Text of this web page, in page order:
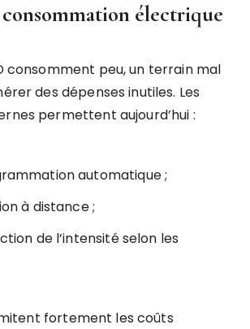
électrique
consomment peu, un terrain mal
des dépenses inutiles. Les
permettent aujourd’hui :
automatique ;
à distance ;
de l’intensité selon les
fortement les coûts